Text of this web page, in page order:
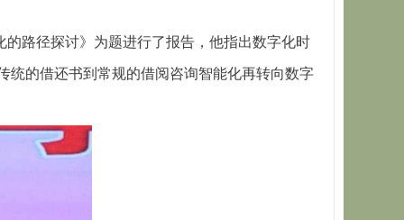
路径探讨》为题进行了报告，他指出数字化时
统的借还书到常规的借阅咨询智能化再转向数字